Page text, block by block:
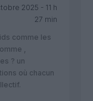
2025 - 11 h
27 min
comme les
,
? un
où chacun